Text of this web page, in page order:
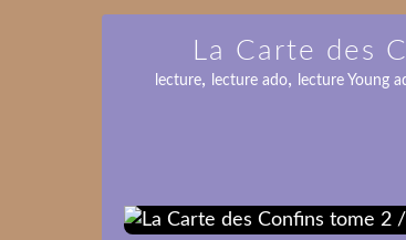
La Carte des
lecture, lecture ado, lecture Young